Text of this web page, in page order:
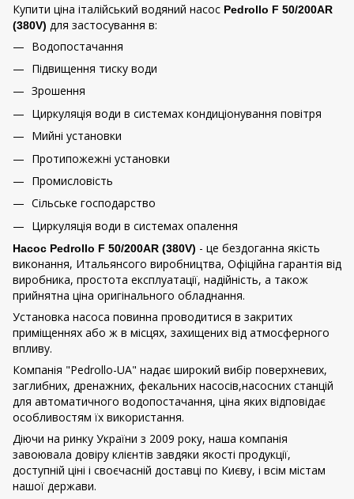
Купити ціна італійський водяний насос Pedrollo F 50/200AR
(380V) для застосування в:
Водопостачання
Підвищення тиску води
Зрошення
Циркуляція води в системах кондиціонування повітря
Мийні установки
Протипожежні установки
Промисловість
Сільське господарство
Циркуляція води в системах опалення
Насос Pedrollo F 50/200AR (380V) - це бездоганна якість
виконання, Итальянсого виробництва, Офіційна гарантія від
виробника, простота експлуатації, надійність, а також
прийнятна ціна оригінального обладнання.
Установка насоса повинна проводитися в закритих
приміщеннях або ж в місцях, захищених від атмосферного
впливу.
Компанія "Pedrollo-UA" надає широкий вибір поверхневих,
заглибних, дренажних, фекальних насосів,насосних станцій
для автоматичного водопостачання, ціна яких відповідає
особливостям їх використання.
Діючи на ринку України з 2009 року, наша компанія
завоювала довіру клієнтів завдяки якості продукції,
доступній ціні і своєчасній доставці по Києву, і всім містам
нашої держави.